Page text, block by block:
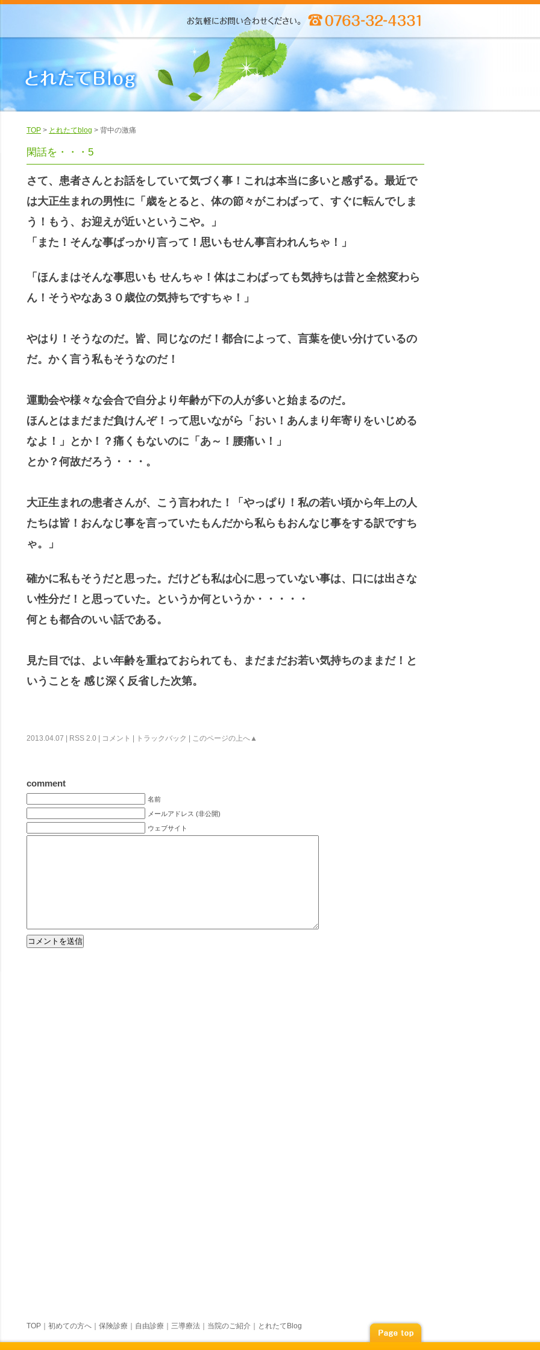
TOP > とれたてblog > 背中の激痛
閑話を・・・5
さて、患者さんとお話をしていて気づく事！これは本当に多いと感ずる。 最近で
は大正生まれの男性に「歳をとると、体の節々がこわばって、 すぐに転んでしま
う！もう、お迎えが近いというこや。」
「また！そんな事ばっかり言って！思いもせん事言われんちゃ！」
「ほんまはそんな事思いも せんちゃ！体はこわばっても気持ちは昔と全然変わら
ん！そうやなあ３０歳位の気持ちですちゃ！」
やはり！そうなのだ。皆、同じなのだ！ 都合によって、言葉を使い分けているの
だ。 かく言う私もそうなのだ！
運動会や様々な会合で自分より年齢が下の人が多いと始まるのだ。
ほんとはまだまだ負けんぞ！って思いながら「おい！あんまり年寄りをいじめる
なよ！」とか！？ 痛くもないのに「あ～！腰痛い！」
とか？何故だろう・・・。
大正生まれの患者さんが、こう言われた！
「やっぱり！私の若い頃から年上の人
たちは皆！おんなじ事を言っていたもんだから私らもおんなじ事をする訳ですち
ゃ。」
確かに私もそうだと思った。 だけども私は心に思っていない事は、口には出さな
い性分だ！と思っていた。というか何というか・・・・・
何とも都合のいい話である。
見た目では、よい年齢を重ねておられても、まだまだお若い気持ちのままだ！と
いうことを 感じ深く反省した次第。
2013.04.07 | RSS 2.0 コメント トラックバック このページの上へ▲
comment
名前
メールアドレス (非公開)
ウェブサイト
TOP 初めての方へ 保険診療 自由診療 三導療法 当院のご紹介 とれたてBlog